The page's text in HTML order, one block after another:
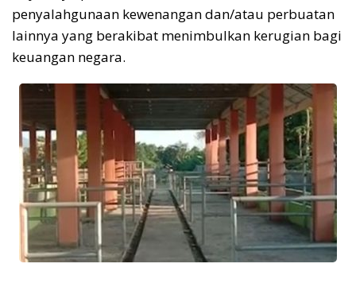
penyalahgunaan kewenangan dan/atau perbuatan
lainnya yang berakibat menimbulkan kerugian bagi
keuangan negara.